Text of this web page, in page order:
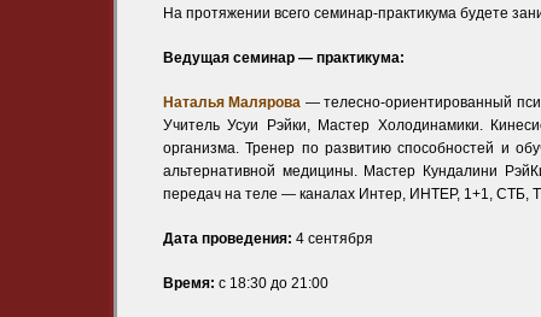
На протяжении всего семинар-практикума будете
Ведущая семинар — практикума:
Наталья Малярова — телесно-ориентированный
Учитель Усуи Рэйки, Мастер Холодинамики.
организма. Тренер по развитию способностей и
альтернативной медицины. Мастер Кундалини
передач на теле — каналах Интер, ИНТЕР, 1+1, СТБ,
Дата проведения: 4 сентября
Время: с 18:30 до 21:00